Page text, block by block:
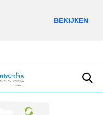
BEKIJKEN